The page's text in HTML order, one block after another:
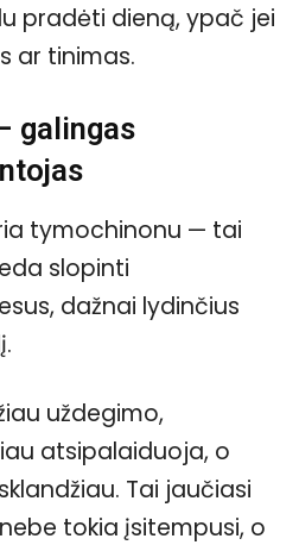
pradėti dieną, ypač jei
ar tinimas.
galingas
tymochinonu — tai
slopinti
dažnai lydinčius
uždegimo,
atsipalaiduoja, o
Tai jaučiasi
tokia įsitempusi, o